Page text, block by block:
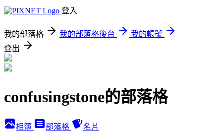
登入
我的部落格 我的部落格後台
我的帳號
登出
confusingstone的部落格
相簿 部落格 名片